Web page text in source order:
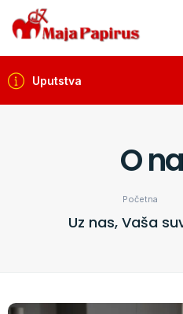
Uputstva
O
Početna
Uz nas, Vaša